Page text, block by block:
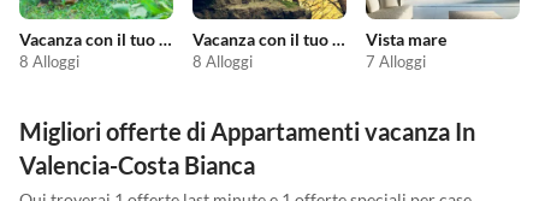
Vacanza con il tuo animale domestico
8 Alloggi
Vacanza con il tuo cane
8 Alloggi
Vista mare
7 Alloggi
Migliori offerte di Appartamenti vacanza In
Valencia-Costa Bianca